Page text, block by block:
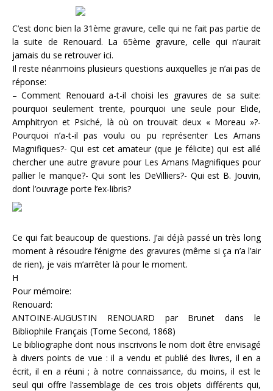
C’est donc bien la 31ème gravure, celle qui ne fait pas partie de
la suite de Renouard. La 65ème gravure, celle qui n’aurait
jamais du se retrouver ici.
Il reste néanmoins plusieurs questions auxquelles je n’ai pas de
réponse:
– Comment Renouard a-t-il choisi les gravures de sa suite:
pourquoi seulement trente, pourquoi une seule pour Elide,
Amphitryon et Psiché, là où on trouvait deux « Moreau »?-
Pourquoi n’a-t-il pas voulu ou pu représenter Les Amans
Magnifiques?- Qui est cet amateur (que je félicite) qui est allé
chercher une autre gravure pour Les Amans Magnifiques pour
pallier le manque?- Qui sont les DeVilliers?- Qui est B. Jouvin,
dont l’ouvrage porte l’ex-libris?
Ce qui fait beaucoup de questions. J’ai déjà passé un très long
moment à résoudre l’énigme des gravures (même si ça n’a l’air
de rien), je vais m’arrêter là pour le moment.
H
Pour mémoire:
Renouard:
ANTOINE-AUGUSTIN RENOUARD par Brunet dans le
Bibliophile Français (Tome Second, 1868)
Le bibliographe dont nous inscrivons le nom doit être envisagé
à divers points de vue : il a vendu et publié des livres, il en a
écrit, il en a réuni ; à notre connaissance, du moins, il est le
seul qui offre l’assemblage de ces trois objets différents qui,